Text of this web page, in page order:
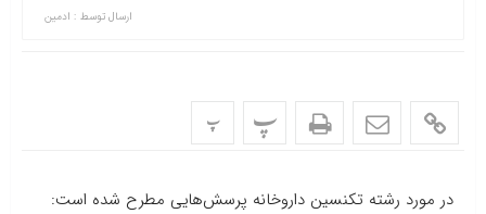
ارسال توسط : ادمین
پ پ
در مورد رشته تکنسین داروخانه پرسش‌هایی مطرح شده است: